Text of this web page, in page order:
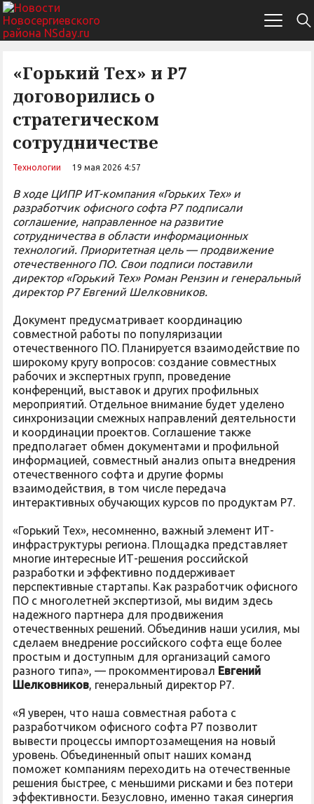
«Горький Тех» и Р7
договорились о
стратегическом
сотрудничестве
Технологии 19 мая 2026 4:57
В ходе ЦИПР ИТ-компания «Горьких Тех» и
разработчик офисного софта Р7 подписали
соглашение, направленное на развитие
сотрудничества в области информационных
технологий. Приоритетная цель — продвижение
отечественного ПО. Свои подписи поставили
директор «Горький Тех» Роман Рензин и генеральный
директор Р7 Евгений Шелковников.
Документ предусматривает координацию
совместной работы по популяризации
отечественного ПО. Планируется взаимодействие по
широкому кругу вопросов: создание совместных
рабочих и экспертных групп, проведение
конференций, выставок и других профильных
мероприятий. Отдельное внимание будет уделено
синхронизации смежных направлений деятельности
и координации проектов. Соглашение также
предполагает обмен документами и профильной
информацией, совместный анализ опыта внедрения
отечественного софта и другие формы
взаимодействия, в том числе передача
интерактивных обучающих курсов по продуктам Р7.
«Горький Тех», несомненно, важный элемент ИТ-
инфраструктуры региона. Площадка представляет
многие интересные ИТ-решения российской
разработки и эффективно поддерживает
перспективные стартапы. Как разработчик офисного
ПО с многолетней экспертизой, мы видим здесь
надежного партнера для продвижения
отечественных решений. Объединив наши усилия, мы
сделаем внедрение российского софта еще более
простым и доступным для организаций самого
разного типа», — прокомментировал Евгений
Шелковников, генеральный директор Р7.
«Я уверен, что наша совместная работа с
разработчиком офисного софта Р7 позволит
вывести процессы импортозамещения на новый
уровень. Объединенный опыт наших команд
поможет компаниям переходить на отечественные
решения быстрее, с меньшими рисками и без потери
эффективности. Безусловно, именно такая синергия